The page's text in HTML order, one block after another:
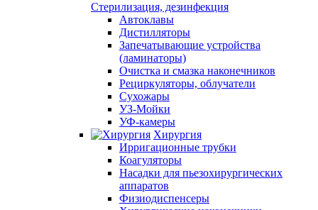
Стерилизация, дезинфекция
Автоклавы
Дистилляторы
Запечатывающие устройства
(ламинаторы)
Очистка и смазка наконечников
Рециркуляторы, облучатели
Сухожары
УЗ-Мойки
УФ-камеры
Хирургия
Ирригационные трубки
Коагуляторы
Насадки для пьезохирургических
аппаратов
Физиодиспенсеры